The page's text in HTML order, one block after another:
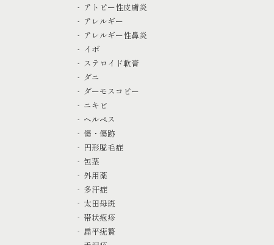
アトピー性皮膚炎
アレルギー
アレルギー性鼻炎
イボ
ステロイド軟膏
ダニ
ダーモスコピー
ニキビ
ヘルペス
傷・傷跡
円形脱毛症
包茎
外用薬
多汗症
太田母斑
帯状疱疹
扁平疣贅